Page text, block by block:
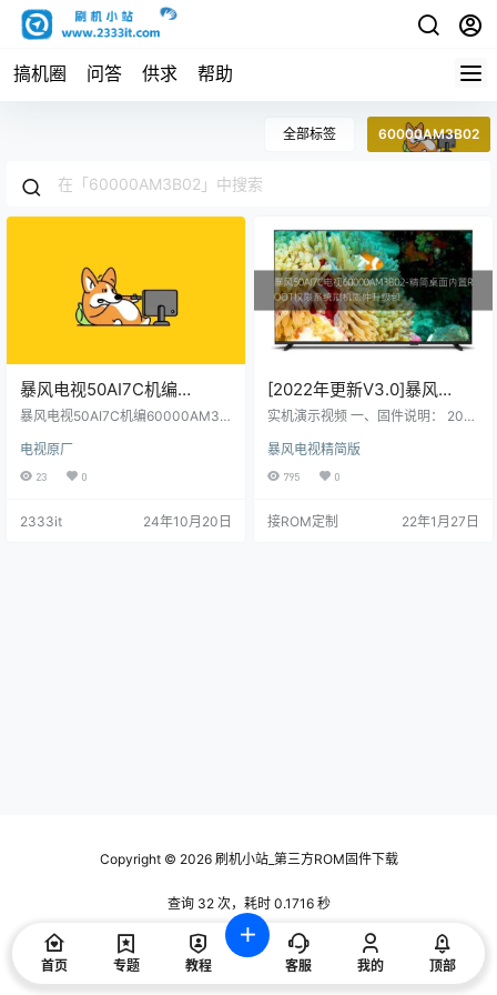
搞机圈 问答 供求 帮助
全部标签 60000AM3B02
暴风电视50AI7C机编
60000AM3B02主程序
屏V500DJ6-QE1原厂程序U
盘数据刷机包
暴风电视50AI7C机编60000AM3B
1配屏V500DJ6-QE1原厂程序U盘
数据刷机包
电视原厂
23 0
2333it 24年10月20日
[2022年更新V3.0]暴风
50AI7C电视
置ROOT权限系统刷机固件
升级包
实机演示视频 一、固件说明： 2022
修复MSD系列的开机提示初始化 副
更新： 1，当贝桌面回退旧版本，可
上网后才会自启应用** 3，ROOT权
暴风电视精简版
795 0
接ROM定制 22年1月27日
Copyright © 2026刷机小站_第三方ROM固件下载
查询 32 次，耗时 0.1716 秒
首页 专题 教程 客服 我的 顶部